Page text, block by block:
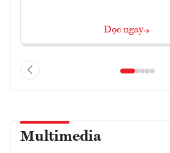
Đọc ngay
Multimedia